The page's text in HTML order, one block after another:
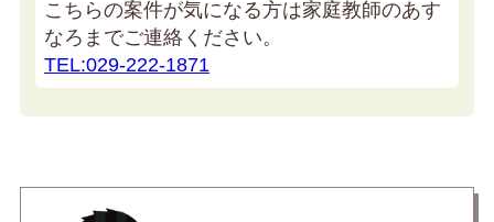
こちらの案件が気になる方は家庭教師のあす
なろまでご連絡ください。
TEL:029-222-1871